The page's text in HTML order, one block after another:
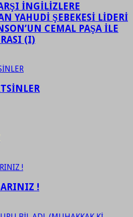
İNGİLİZLERE
YAHUDİ ŞEBEKESİ LİDERİ
CEMAL PAŞA İLE
(I)
!